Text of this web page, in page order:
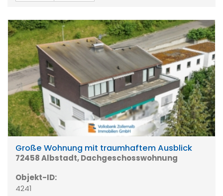
Große Wohnung mit traumhaftem Ausblick
72458 Albstadt, Dachgeschosswohnung
Objekt-ID:
4241